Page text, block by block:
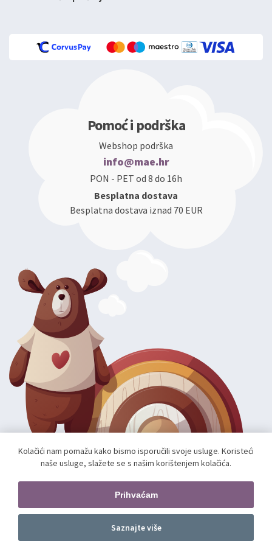
Prednarudžba
Pomoć i podrška
Webshop podrška
info@mae.hr
PON - PET od 8 do 16h
Besplatna dostava
Besplatna dostava iznad 70 EUR
Pratite nas
Kolačići nam pomažu kako bismo isporučili svoje usluge. Koristeći
naše usluge, slažete se s našim korištenjem kolačića.
Prihvaćam
Saznajte više